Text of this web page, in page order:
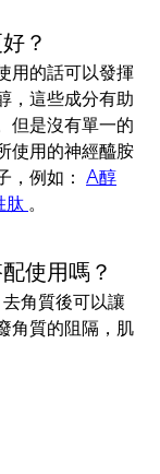
？
用的話可以發揮
，這些成分有助
但是沒有單一的
使用的神經醯胺
例如： A醇
肽 。
使用嗎？
去角質後可以讓
角質的阻隔，肌